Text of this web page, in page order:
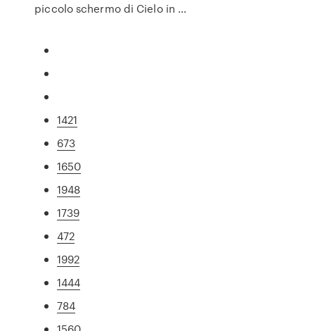
piccolo schermo di Cielo in …
1421
673
1650
1948
1739
472
1992
1444
784